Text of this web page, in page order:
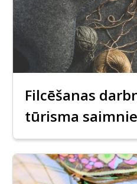
Filcēšanas
tūrisma